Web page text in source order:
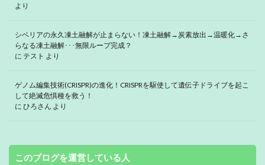
より
シベリアの永久凍土融解が止まらない！凍土融解→炭素放出→温暖化→さ
らなる凍土融解･･･無限ループ完成？
に テスト より
ゲノム編集技術(CRISPR)の進化！CRISPRを駆使して遺伝子ドライブを起こ
して絶滅危惧種を救う！
に ひろさん より
このブログを運営している人